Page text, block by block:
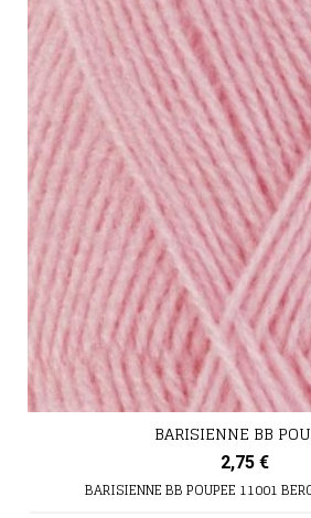
BARISIENNE BB
2,75 €
BARISIENNE BB POUPEE 11001